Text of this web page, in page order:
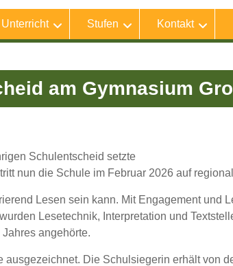
Unterricht Stufen Kontakt
am Gymnasium
Schulentscheid setzte
nun die Schule im Februar 2026 auf
Lesen sein kann. Mit Engagement und
Lesetechnik, Interpretation und
angehörte.
Die Schulsiegerin erhält von